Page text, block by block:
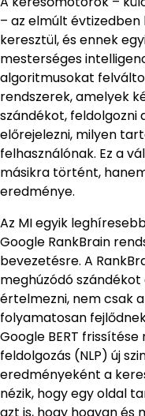
– az elmúlt
keresztül, és ennek
mesterséges
algoritmusokat
rendszerek, amelyek
szándékot, feldolgozni
előrejelezni, milyen
felhasználónak. Ez a
másikra történt,
eredménye.
Az MI egyik
Google RankBrain
bevezetésre. A
meghúzódó
értelmezni, nem csak
folyamatosan
Google BERT
feldolgozás (NLP) új
eredményeként a
nézik, hogy egy oldal
azt is, hogy hogyan és